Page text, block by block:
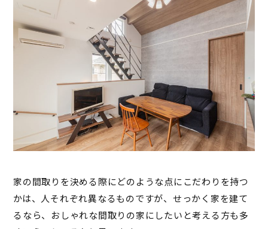
家の間取りを決める際にどのような点にこだわりを持つ
かは、人それぞれ異なるものですが、せっかく家を建て
るなら、おしゃれな間取りの家にしたいと考える方も多